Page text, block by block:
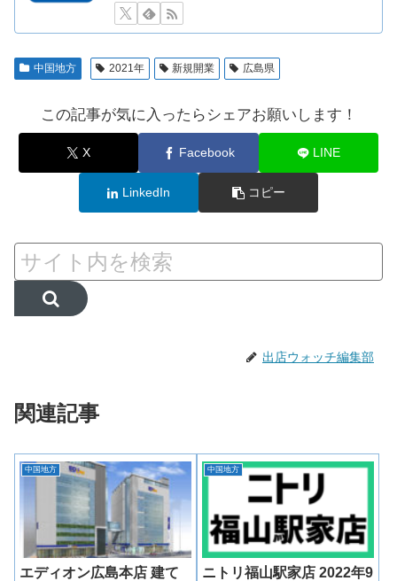
中国地方 2021年 新規開業 広島県
この記事が気に入ったらシェアお願いします！
X Facebook LINE
LinkedIn コピー
出店ウォッチ編集部
関連記事
中国地方
エディオン広島本店 建て
中国地方
ニトリ福山駅家店 2022年9